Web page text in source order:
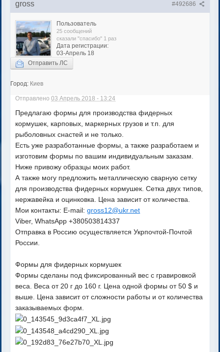
#492686
gross
Пользователь
25 сообщений
сказали "спасибо" 1 раз
Дата регистрации:
03-Апрель 18
Отправить ЛС
Город: Киев
Отправлено03 Апрель 2018 - 13:24
Предлагаю формы для производства фидерных
кормушек, карповых, маркерных грузов и т.п. для
рыболовных снастей и не только.
Есть уже разработанные формы, а также разработаем и
изготовим формы по вашим индивидуальным заказам.
Ниже привожу образцы моих работ.
А также могу предложить металлическую сварную сетку
для производства фидерных кормушек. Сетка двух типов,
нержавейка и оцинковка. Цена зависит от количества.
Мои контакты: E-mail:gross12@ukr.net
Viber, WhatsApp +380503814337
Отправка в Россию осуществляется Укрпочтой-Почтой
России.
Формы для фидерных кормушек
Формы сделаны под фиксированный вес с гравировкой
веса. Веса от 20 г до 160 г. Цена одной формы от 50 $ и
выше. Цена зависит от сложности работы и от количества
заказываемых форм.